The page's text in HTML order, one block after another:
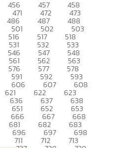
456 457 458
471 472 473
486 487 488
501 502 503
516 517 518
531 532 533
546 547 548
561 562 563
576 577 578
591 592 593
606 607 608
621 622 623
636 637 638
651 652 653
666 667 668
681 682 683
696 697 698
711 712 713